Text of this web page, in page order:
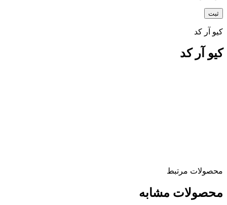
کیو آر کد
کیو آر کد
محصولات مرتبط
محصولات مشابه